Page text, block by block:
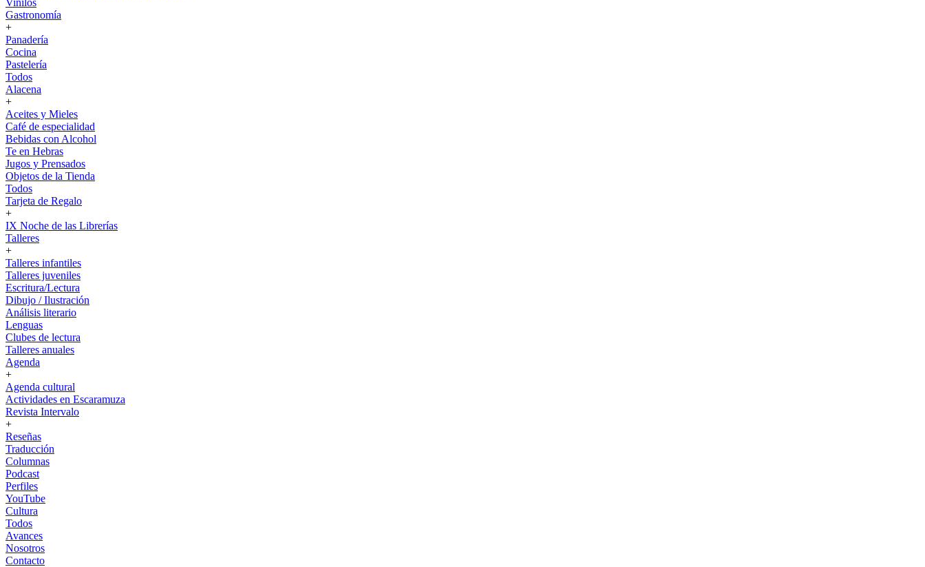
Vinilos
Gastronomía
+
Panadería
Cocina
Pastelería
Todos
Alacena
+
Aceites y Mieles
Café de especialidad
Bebidas con Alcohol
Te en Hebras
Jugos y Prensados
Objetos de la Tienda
Todos
Tarjeta de Regalo
+
IX Noche de las Librerías
Talleres
+
Talleres infantiles
Talleres juveniles
Escritura/Lectura
Dibujo / Ilustración
Análisis literario
Lenguas
Clubes de lectura
Talleres anuales
Agenda
+
Agenda cultural
Actividades en Escaramuza
Revista Intervalo
+
Reseñas
Traducción
Columnas
Podcast
Perfiles
YouTube
Cultura
Todos
Avances
Nosotros
Contacto